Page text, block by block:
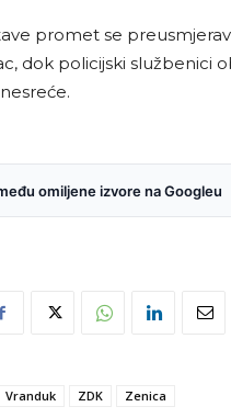
promet se
dok policijski službenici
omiljene izvore na Googleu
Vranduk ZDK Zenica